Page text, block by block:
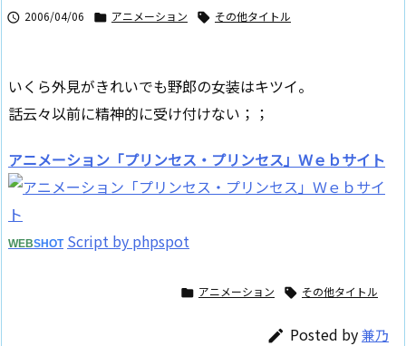
 2006/04/06  アニメーション  その他タイトル
いくら外見がきれいでも野郎の女装はキツイ。
話云々以前に精神的に受け付けない；；
アニメーション「プリンセス・プリンセス」Ｗｅｂサイト
WEBSHOT Script by phpspot
 アニメーション  その他タイトル
 Posted by兼乃